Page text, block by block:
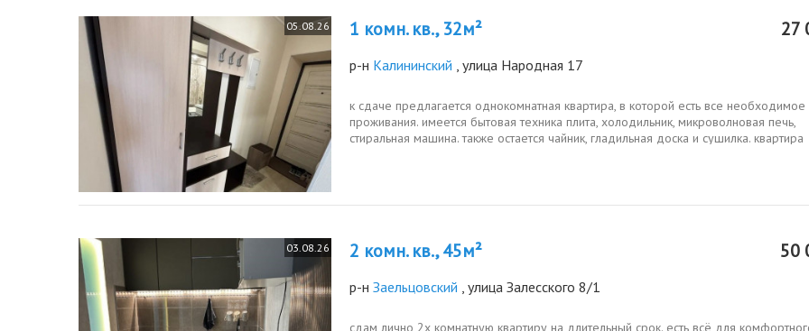
05.08.26 1 комн. кв., 32м² 27
р-н Калининский , улица Народная 17
к сдаче предлагается однокомнатная квартира, в которой есть все необходимое
проживания. имеется бытовая техника плита, холодильник, микроволновая печь,
стиральная машина. также остается чайник, гладильная доска и сушилка. квартира
03.08.26 2 комн. кв., 45м² 50
р-н Заельцовский , улица Залесского 8/1
сдам лично 2х комнатную квартиру на длительный срок. есть всё для